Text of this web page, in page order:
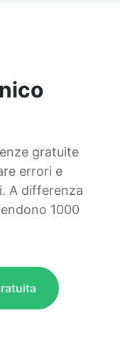
gratuite
errori e
A differenza
1000